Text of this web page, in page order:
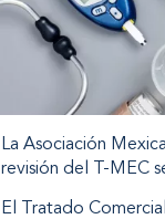
La Asociación
revisión del T-MEC
El Tratado